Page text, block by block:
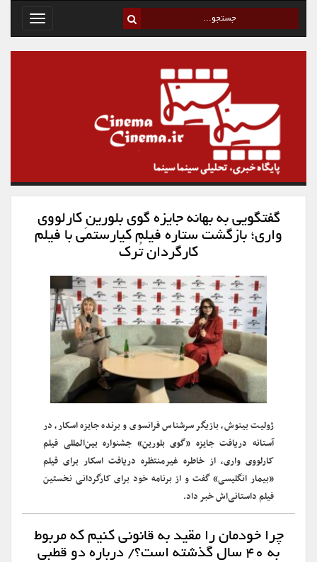
Toggle
گفتگویی به بهانه جایزه گوی بلورینِ کارلووی
واری؛ بازگشت ستاره فیلم کیارستمی با فیلم
کارگردان تُرک
ژولیت بینوش، بازیگر سرشناس فرانسوی و برنده جایزه اسکار، در
آستانه دریافت جایزه «گوی بلورین» جشنواره بین‌المللی فیلم
کارلووی واری، از خاطره غیرمنتظره دریافت اسکار برای فیلم
«بیمار انگلیسی» گفت و از برنامه خود برای کارگردانی نخستین
فیلم داستانی‌اش خبر داد.
چرا خودمان را مقید به قانونی کنیم که مربوط
به ۴۰ سال گذشته است؟/ درباره دو قطبی